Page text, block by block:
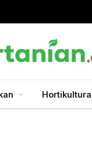
Hortikultura